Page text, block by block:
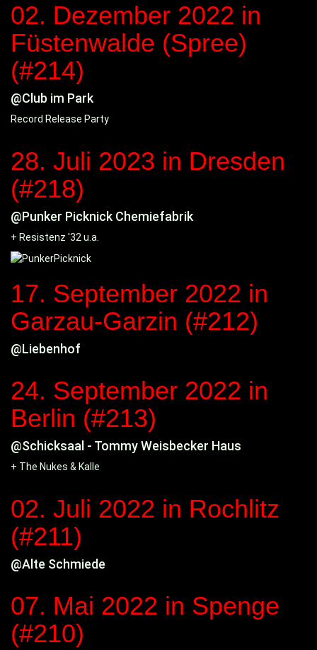
02. Dezember 2022 in
Füstenwalde (Spree)
(#214)
@Club im Park
Record Release Party
28. Juli 2023 in Dresden
(#218)
@Punker Picknick Chemiefabrik
+ Resistenz '32 u.a.
17. September 2022 in
Garzau-Garzin (#212)
@Liebenhof
24. September 2022 in
Berlin (#213)
@Schicksaal - Tommy Weisbecker Haus
+ The Nukes & Kalle
02. Juli 2022 in Rochlitz
(#211)
@Alte Schmiede
07. Mai 2022 in Spenge
(#210)